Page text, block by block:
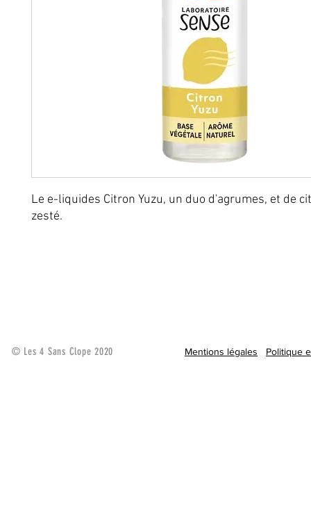
Le e-liquides Citron Yuzu, un duo d'agrumes, et de
zesté.
© Les 4 Sans Clope 2020 Mentions légales Politique